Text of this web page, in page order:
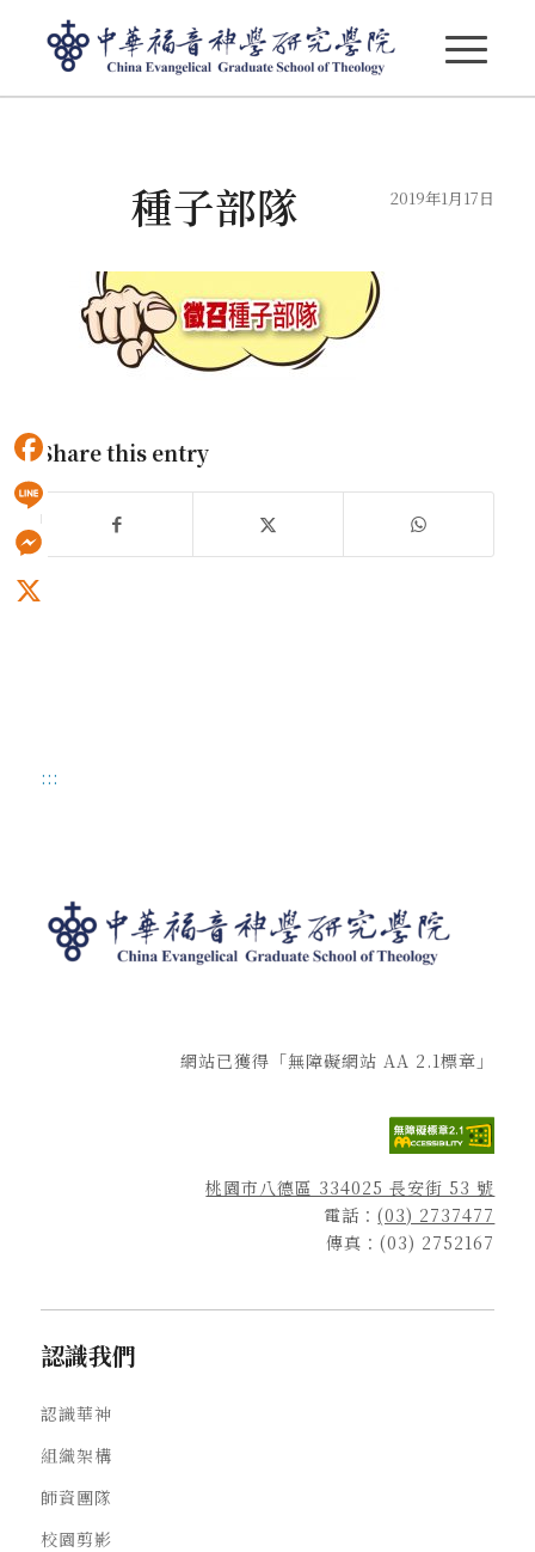
種子部隊 2019年1月17日
Share this entry
:::
網站已獲得「無障礙網站 AA 2.1標章」
桃園市八德區 334025 長安街 53 號
電話：(03) 2737477
傳真：(03) 2752167
認識我們
認識華神
組織架構
師資團隊
校園剪影
Facebook
Line
Messenger